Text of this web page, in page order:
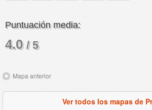
Puntuación media:
4.0/ 5
Mapa anterior
Ver todos los mapas de